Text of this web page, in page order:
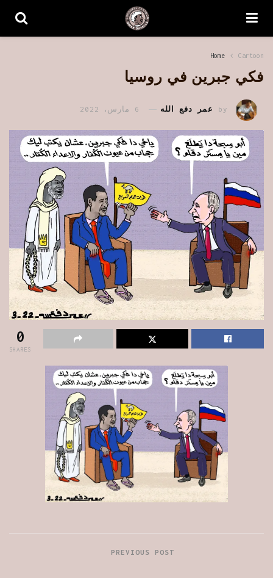
Home Cartoon
فكي جبرين في روسيا
by عمر دفع الله 6 مارس، 2022
0
SHARES
PREVIOUS POST